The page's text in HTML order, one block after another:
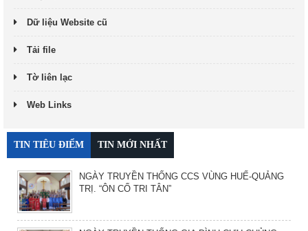
Dữ liệu Website cũ
Tải file
Tờ liên lạc
Web Links
TIN TIÊU ĐIỂM TIN MỚI NHẤT
NGÀY TRUYỀN THỐNG CCS VÙNG HUẾ-QUẢNG
TRỊ. “ÔN CỐ TRI TÂN”